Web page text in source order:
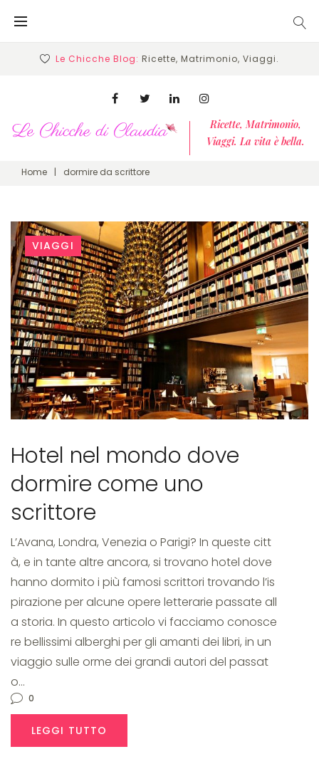
Le Chicche Blog: Ricette, Matrimonio, Viaggi.
Ricette, Matrimonio,
Viaggi. La vita è bella.
Facebook LinkedinInstagram
Home | dormire da scrittore
Tag:
dormire
da
scrittore
VIAGGI
Hotel nel mondo dove
dormire come uno
scrittore
L’Avana, Londra, Venezia o Parigi? In queste citt
à, e in tante altre ancora, si trovano hotel dove
hanno dormito i più famosi scrittori trovando l’is
pirazione per alcune opere letterarie passate all
a storia. In questo articolo vi facciamo conosce
re bellissimi alberghi per gli amanti dei libri, in un
viaggio sulle orme dei grandi autori del passat
o…
0
LEGGI TUTTO